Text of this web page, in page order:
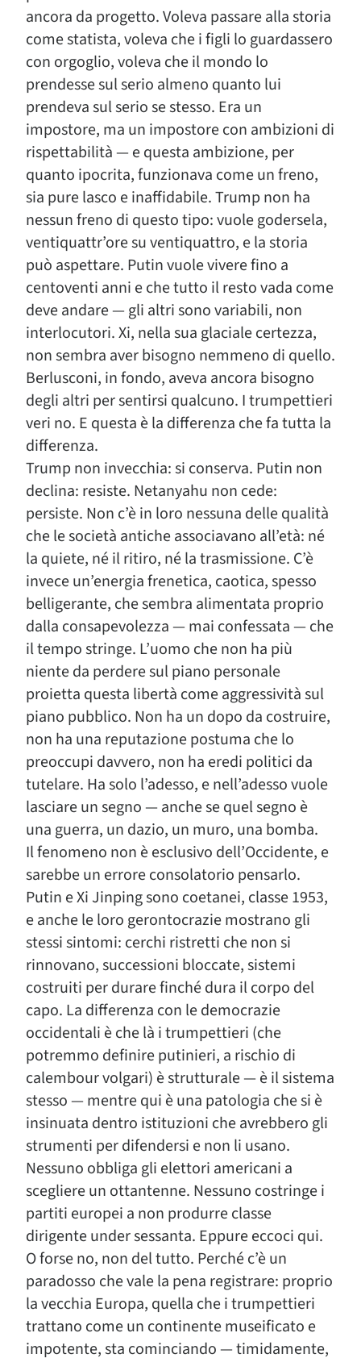
ancora da progetto. Voleva passare alla storia
come statista, voleva che i figli lo guardassero
con orgoglio, voleva che il mondo lo
prendesse sul serio almeno quanto lui
prendeva sul serio se stesso. Era un
impostore, ma un impostore con ambizioni di
rispettabilità — e questa ambizione, per
quanto ipocrita, funzionava come un freno,
sia pure lasco e inaffidabile. Trump non ha
nessun freno di questo tipo: vuole godersela,
ventiquattr’ore su ventiquattro, e la storia
può aspettare. Putin vuole vivere fino a
centoventi anni e che tutto il resto vada come
deve andare — gli altri sono variabili, non
interlocutori. Xi, nella sua glaciale certezza,
non sembra aver bisogno nemmeno di quello.
Berlusconi, in fondo, aveva ancora bisogno
degli altri per sentirsi qualcuno. I trumpettieri
veri no. E questa è la differenza che fa tutta la
differenza.
Trump non invecchia: si conserva. Putin non
declina: resiste. Netanyahu non cede:
persiste. Non c’è in loro nessuna delle qualità
che le società antiche associavano all’età: né
la quiete, né il ritiro, né la trasmissione. C’è
invece un’energia frenetica, caotica, spesso
belligerante, che sembra alimentata proprio
dalla consapevolezza — mai confessata — che
il tempo stringe. L’uomo che non ha più
niente da perdere sul piano personale
proietta questa libertà come aggressività sul
piano pubblico. Non ha un dopo da costruire,
non ha una reputazione postuma che lo
preoccupi davvero, non ha eredi politici da
tutelare. Ha solo l’adesso, e nell’adesso vuole
lasciare un segno — anche se quel segno è
una guerra, un dazio, un muro, una bomba.
Il fenomeno non è esclusivo dell’Occidente, e
sarebbe un errore consolatorio pensarlo.
Putin e Xi Jinping sono coetanei, classe 1953,
e anche le loro gerontocrazie mostrano gli
stessi sintomi: cerchi ristretti che non si
rinnovano, successioni bloccate, sistemi
costruiti per durare finché dura il corpo del
capo. La differenza con le democrazie
occidentali è che là i trumpettieri (che
potremmo definire putinieri, a rischio di
calembour volgari) è strutturale — è il sistema
stesso — mentre qui è una patologia che si è
insinuata dentro istituzioni che avrebbero gli
strumenti per difendersi e non li usano.
Nessuno obbliga gli elettori americani a
scegliere un ottantenne. Nessuno costringe i
partiti europei a non produrre classe
dirigente under sessanta. Eppure eccoci qui.
O forse no, non del tutto. Perché c’è un
paradosso che vale la pena registrare: proprio
la vecchia Europa, quella che i trumpettieri
trattano come un continente museificato e
impotente, sta cominciando — timidamente,